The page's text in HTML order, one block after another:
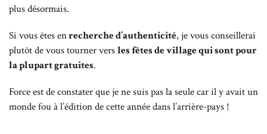
plus désormais.
Si vous êtes enrecherche d’authenticité, je vous conseillerai
plutôt de vous tourner versles fêtes de village qui sont pour
la plupart gratuites.
Force est de constater que je ne suis pas la seule car il y avait un
monde fou à l’édition de cette année dans l’arrière-pays !